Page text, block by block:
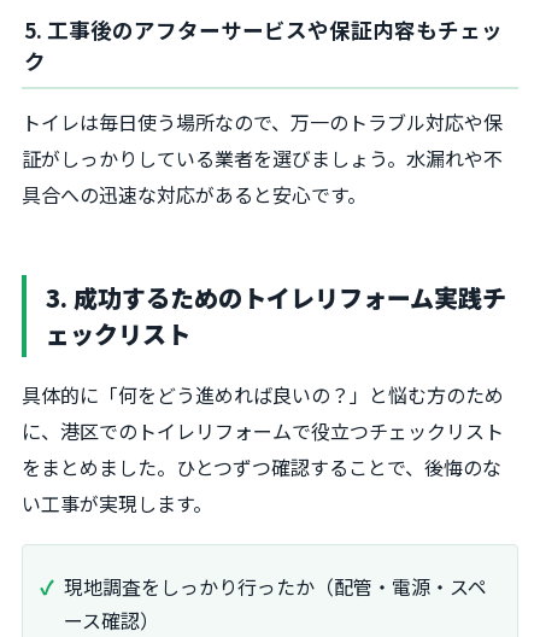
5. 工事後のアフターサービスや保証内容もチェッ
ク
トイレは毎日使う場所なので、万一のトラブル対応や保
証がしっかりしている業者を選びましょう。水漏れや不
具合への迅速な対応があると安心です。
3. 成功するためのトイレリフォーム実践チ
ェックリスト
具体的に「何をどう進めれば良いの？」と悩む方のため
に、港区でのトイレリフォームで役立つチェックリスト
をまとめました。ひとつずつ確認することで、後悔のな
い工事が実現します。
現地調査をしっかり行ったか（配管・電源・スペ
ース確認）